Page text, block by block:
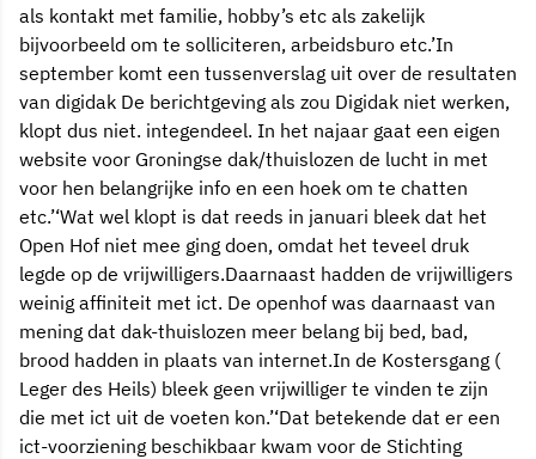
als kontakt met familie, hobby’s etc als zakelijk
bijvoorbeeld om te solliciteren, arbeidsburo etc.’In
september komt een tussenverslag uit over de resultaten
van digidak De berichtgeving als zou Digidak niet werken,
klopt dus niet. integendeel. In het najaar gaat een eigen
website voor Groningse dak/thuislozen de lucht in met
voor hen belangrijke info en een hoek om te chatten
etc.’‘Wat wel klopt is dat reeds in januari bleek dat het
Open Hof niet mee ging doen, omdat het teveel druk
legde op de vrijwilligers.Daarnaast hadden de vrijwilligers
weinig affiniteit met ict. De openhof was daarnaast van
mening dat dak-thuislozen meer belang bij bed, bad,
brood hadden in plaats van internet.In de Kostersgang (
Leger des Heils) bleek geen vrijwilliger te vinden te zijn
die met ict uit de voeten kon.’‘Dat betekende dat er een
ict-voorziening beschikbaar kwam voor de Stichting